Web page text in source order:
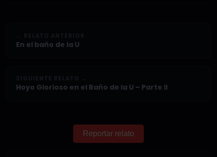
En el baño de la U
Hoyo Glorioso en el Baño de la U – Parte II
Reportar relato